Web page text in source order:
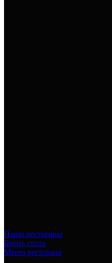
Наши рестораны
Бронь стола
Меню ресторана